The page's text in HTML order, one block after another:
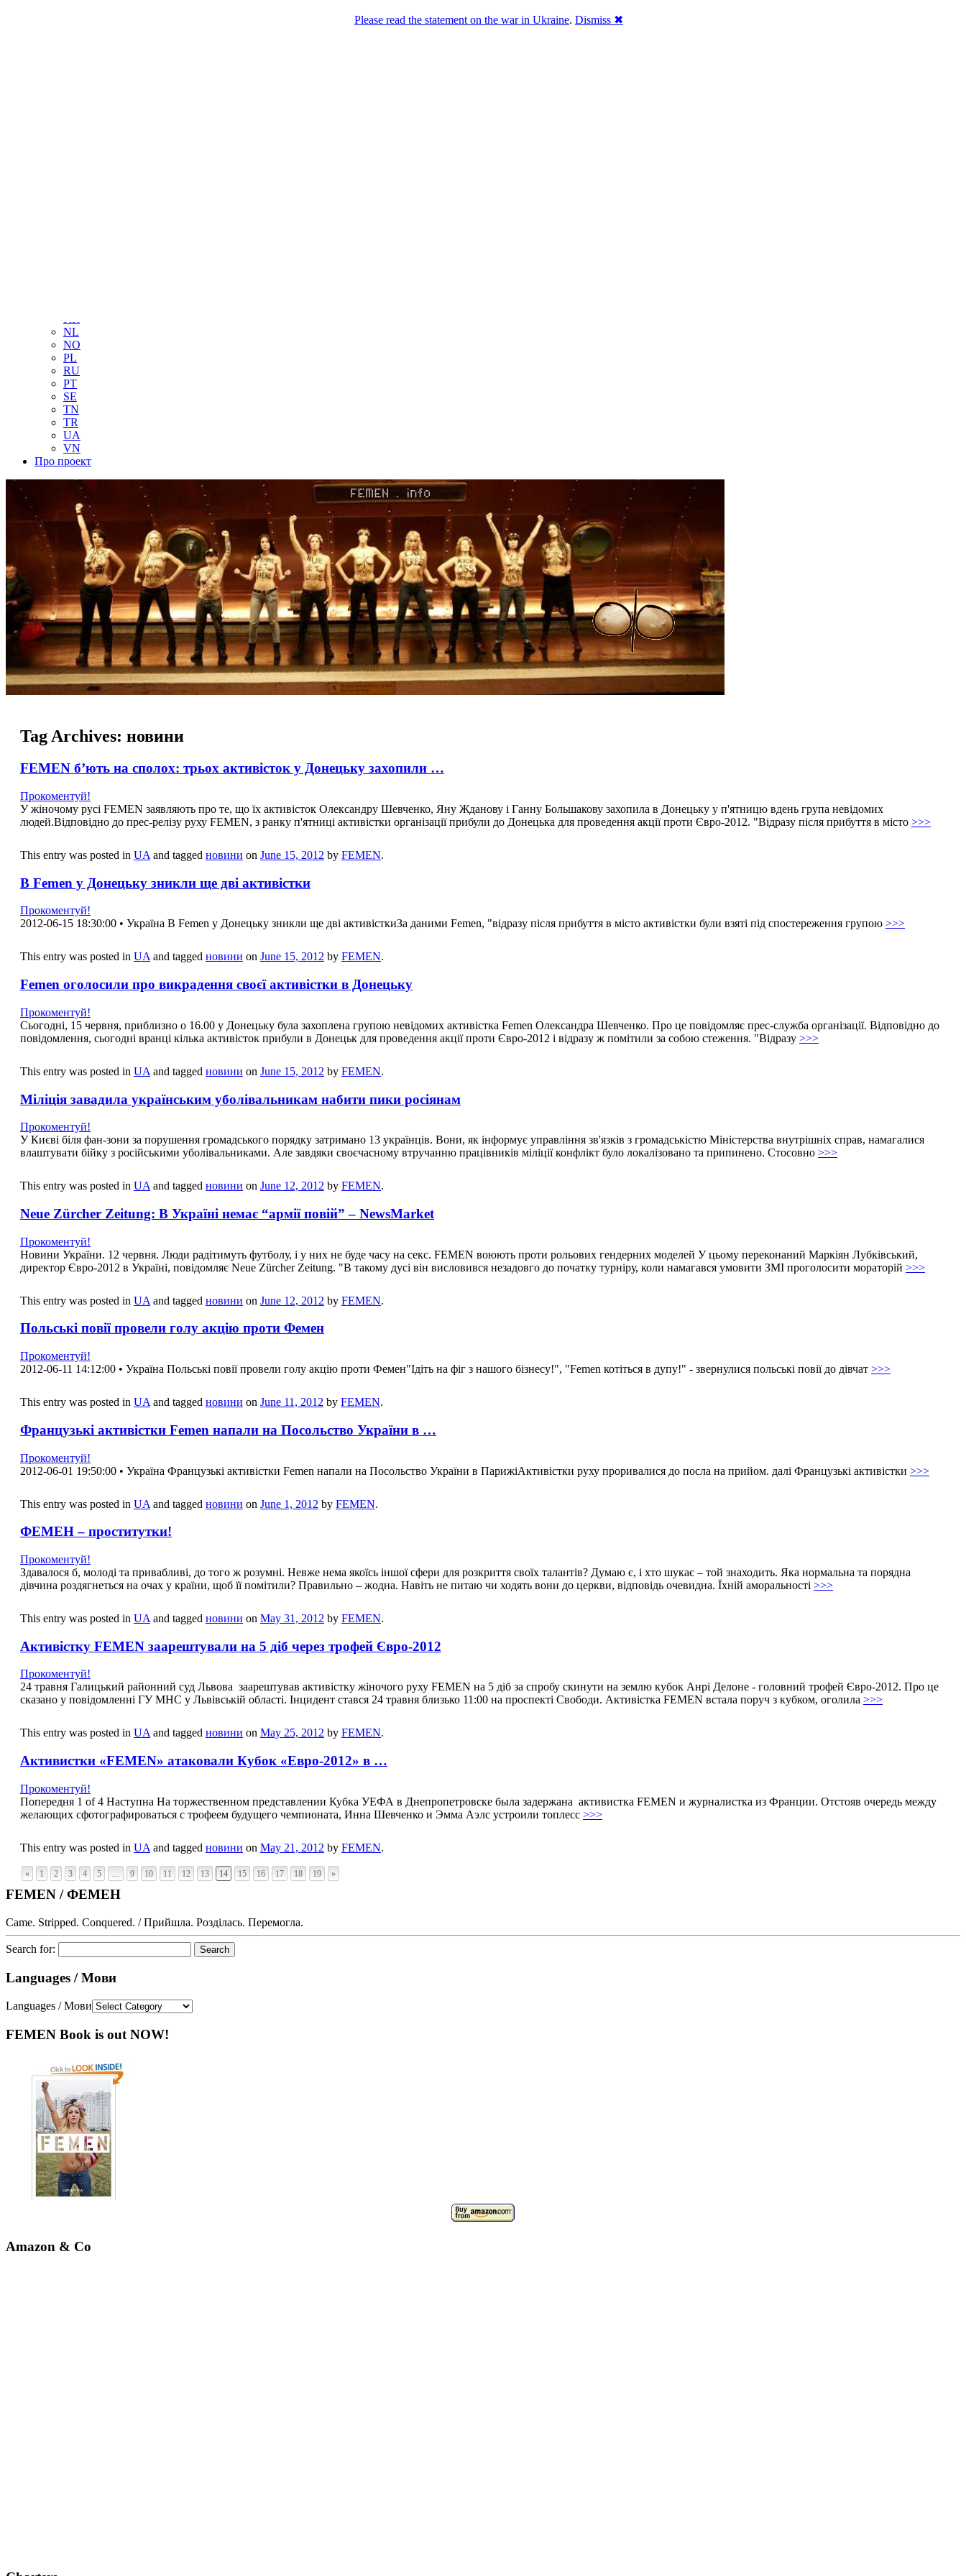
KR
NL
NO
PL
RU
PT
SE
TN
TR
UA
VN
Про проект
Tag Archives: новини
FEMEN б’ють на сполох: трьох активісток у Донецьку захопили …
Прокоментуй!
У жіночому русі FEMEN заявляють про те, що їх активісток Олександру Шевченко, Яну Жданову і Ганну Большакову захопила в Донецьку у п'ятницю вдень група невідомих
людей.Відповідно до прес-релізу руху FEMEN, з ранку п'ятниці активістки організації прибули до Донецька для проведення акції проти Євро-2012. "Відразу після прибуття в місто >>>
This entry was posted in UA and tagged новини on June 15, 2012 by FEMEN.
В Femen у Донецьку зникли ще дві активістки
Прокоментуй!
2012-06-15 18:30:00 • Україна В Femen у Донецьку зникли ще дві активісткиЗа даними Femen, "відразу після прибуття в місто активістки були взяті під спостереження групою >>>
This entry was posted in UAand tagged новини on June 15, 2012 by FEMEN.
Femen оголосили про викрадення своєї активістки в Донецьку
Прокоментуй!
Сьогодні, 15 червня, приблизно о 16.00 у Донецьку була захоплена групою невідомих активістка Femen Олександра Шевченко. Про це повідомляє прес-служба організації. Відповідно до
повідомлення, сьогодні вранці кілька активісток прибули в Донецьк для проведення акції проти Євро-2012 і відразу ж помітили за собою стеження. "Відразу >>>
This entry was posted in UA and tagged новини on June 15, 2012 by FEMEN.
Міліція завадила українським уболівальникам набити пики росіянам
Прокоментуй!
У Києві біля фан-зони за порушення громадського порядку затримано 13 українців. Вони, як інформує управління зв'язків з громадськістю Міністерства внутрішніх справ, намагалися
влаштувати бійку з російськими уболівальниками. Але завдяки своєчасному втручанню працівників міліції конфлікт було локалізовано та припинено. Стосовно >>>
This entry was posted in UA and tagged новини on June 12, 2012 by FEMEN.
Neue Zürcher Zeitung: В Україні немає “армії повій” – NewsMarket
Прокоментуй!
Новини України. 12 червня. Люди радітимуть футболу, і у них не буде часу на секс. FEMEN воюють проти рольових гендерних моделей У цьому переконаний Маркіян Лубківський,
директор Євро-2012 в Україні, повідомляє Neue Zürcher Zeitung. "В такому дусі він висловився незадовго до початку турніру, коли намагався умовити ЗМІ проголосити мораторій >>>
This entry was posted in UA and tagged новини on June 12, 2012 by FEMEN.
Польські повії провели голу акцію проти Фемен
Прокоментуй!
2012-06-11 14:12:00 • Україна Польські повії провели голу акцію проти Фемен"Ідіть на фіг з нашого бізнесу!", "Femen котіться в дупу!" - звернулися польські повії до дівчат >>>
This entry was posted in UA and tagged новини on June 11, 2012 by FEMEN.
Французькі активістки Femen напали на Посольство України в …
Прокоментуй!
2012-06-01 19:50:00 • Україна Французькі активістки Femen напали на Посольство України в ПарижіАктивістки руху проривалися до посла на прийом. далі Французькі активістки >>>
This entry was posted in UA and tagged новини on June 1, 2012 by FEMEN.
ФЕМЕН – проститутки!
Прокоментуй!
Здавалося б, молоді та привабливі, до того ж розумні. Невже нема якоїсь іншої сфери для розкриття своїх талантів? Думаю є, і хто шукає – той знаходить. Яка нормальна та порядна
дівчина роздягнеться на очах у країни, щоб її помітили? Правильно – жодна. Навіть не питаю чи ходять вони до церкви, відповідь очевидна. Їхній аморальності >>>
This entry was posted in UA and tagged новини on May 31, 2012 by FEMEN.
Активістку FEMEN заарештували на 5 діб через трофей Євро-2012
Прокоментуй!
24 травня Галицький районний суд Львова заарештував активістку жіночого руху FEMEN на 5 діб за спробу скинути на землю кубок Анрі Делоне - головний трофей Євро-2012. Про це
сказано у повідомленні ГУ МНС у Львівській області. Інцидент стався 24 травня близько 11:00 на проспекті Свободи. Активістка FEMEN встала поруч з кубком, оголила >>>
This entry was posted in UAand tagged новини on May 25, 2012 by FEMEN.
Активистки «FEMEN» атаковали Кубок «Евро-2012» в …
Прокоментуй!
Попередня 1 of 4 Наступна На торжественном представлении Кубка УЕФА в Днепропетровске была задержана активистка FEMEN и журналистка из Франции. Отстояв очередь между
желающих сфотографироваться с трофеем будущего чемпионата, Инна Шевченко и Эмма Аэлс устроили топлесс >>>
This entry was posted in UA and tagged новини on May 21, 2012 by FEMEN.
« 1 2 3 4 5 … 9 10 11 12 13 14 15 16 17 18 19 »
FEMEN / ФЕМЕН
Came. Stripped. Conquered. / Прийшла. Розділась. Перемогла.
Search for:
Languages / Мови
Languages / Мови
FEMEN Book is out NOW!
Amazon & Co
Please read the statement on the war in Ukraine. Dismiss ✖